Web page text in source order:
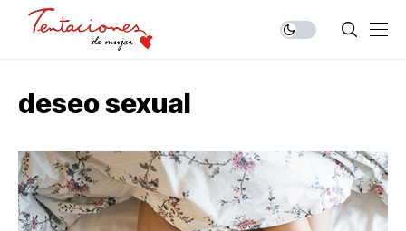
deseo sexual